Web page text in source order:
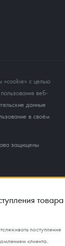
с целью
веб-
данные
в своём
защищены
товара
поступление
клиента.